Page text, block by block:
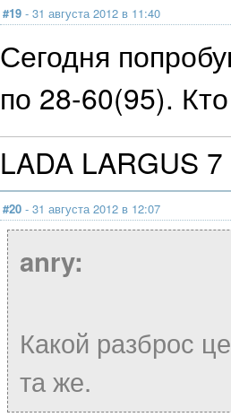
#19 - 31 августа 2012 в 11:40
Сегодня
по 28-60(95).
LADA LARGUS
#20 - 31 августа 2012 в 12:07
anry:
Какой разброс
та же.